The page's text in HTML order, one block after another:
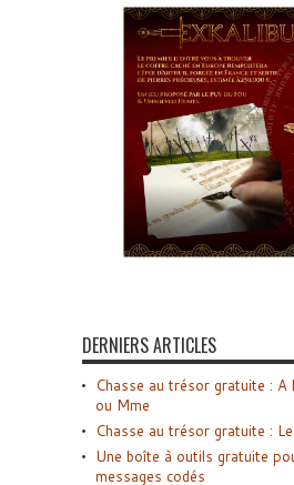
DERNIERS ARTICLES
Chasse au trésor gratuite : A
ou Mme
Chasse au trésor gratuite :
Une boîte à outils gratuite
messages codés